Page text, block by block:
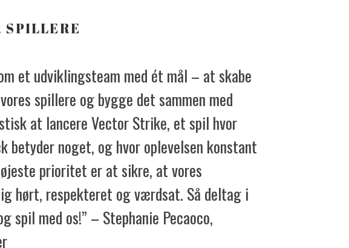
SPILLERE
et udviklingsteam med ét mål – at skabe
spillere og bygge det sammen med
at lancere Vector Strike, et spil hvor
betyder noget, og hvor oplevelsen konstant
prioritet er at sikre, at vores
hørt, respekteret og værdsat. Så deltag i
spil med os!” – Stephanie Pecaoco,